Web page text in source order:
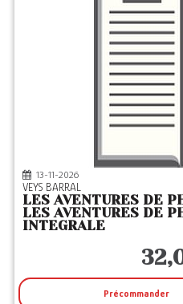
13-11-2026
VEYS BARRAL
LES AVENTURES DE
LES AVENTURES DE
INTEGRALE
Précommander